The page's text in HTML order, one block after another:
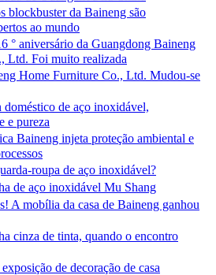
blockbuster da Baineng são
ao mundo
° aniversário da Guangdong Baineng
Ltd. Foi muito realizada
Home Furniture Co., Ltd. Mudou-se
doméstico de aço inoxidável,
e pureza
Baineng injeta proteção ambiental e
roupa de aço inoxidável?
de aço inoxidável Mu Shang
A mobília da casa de Baineng ganhou
cinza de tinta, quando o encontro
de decoração de casa